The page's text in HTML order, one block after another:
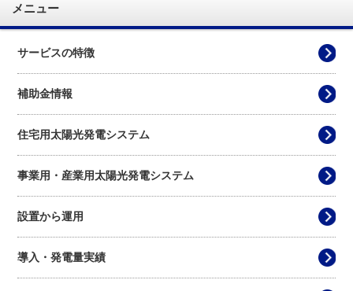
メニュー
サービスの特徴
補助金情報
住宅用太陽光発電システム
事業用・産業用太陽光発電システム
設置から運用
導入・発電量実績